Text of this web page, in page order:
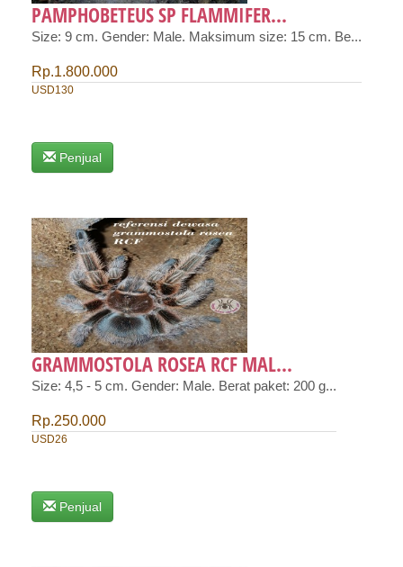
PAMPHOBETEUS SP FLAMMIFER...
Size: 9 cm. Gender: Male. Maksimum size: 15 cm. Be...
Rp.1.800.000
USD130
Penjual
GRAMMOSTOLA ROSEA RCF MAL...
Size: 4,5 - 5 cm. Gender: Male. Berat paket: 200 g...
Rp.250.000
USD26
Penjual